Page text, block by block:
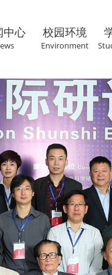
中心 校园环境
Environment